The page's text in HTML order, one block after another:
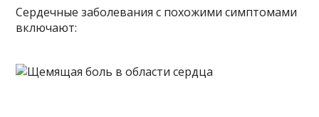
Сердечные заболевания с похожими симптомами
включают: